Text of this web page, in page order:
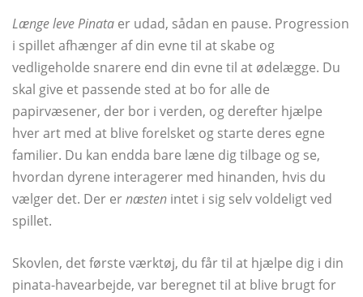
Længe leve Pinata er udad, sådan en pause. Progression
i spillet afhænger af din evne til at skabe og
vedligeholde snarere end din evne til at ødelægge. Du
skal give et passende sted at bo for alle de
papirvæsener, der bor i verden, og derefter hjælpe
hver art med at blive forelsket og starte deres egne
familier. Du kan endda bare læne dig tilbage og se,
hvordan dyrene interagerer med hinanden, hvis du
vælger det. Der ernæsten intet i sig selv voldeligt ved
spillet.
Skovlen, det første værktøj, du får til at hjælpe dig i din
pinata-havearbejde, var beregnet til at blive brugt for